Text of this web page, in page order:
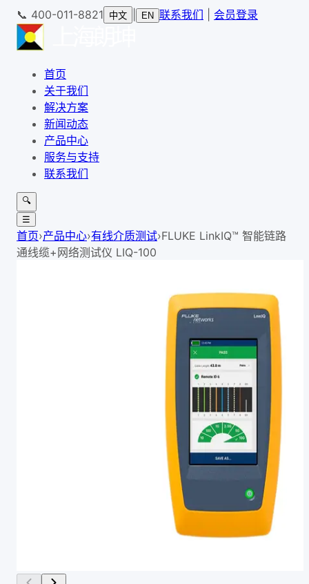
📞 400-011-8821 中文 EN 联系我们 会员登录
首页
关于我们
解决方案
新闻动态
产品中心
服务与支持
联系我们
🔍
☰
首页›产品中心›有线介质测试›FLUKE LinkIQ™ 智能链路
通线缆+网络测试仪 LIQ-100